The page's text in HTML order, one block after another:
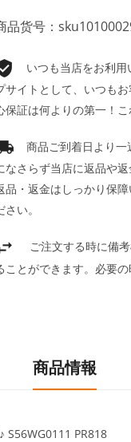
品货号：
いつも当店をお利
サイトとして、いつも
保証は何よりの第一！
商品ご到着日より
なさらず当店に返品や
品・返金はしっかり保
さい。
ご注文する時に備
ことができます。必要
商品情報
S56WG0111 PR818